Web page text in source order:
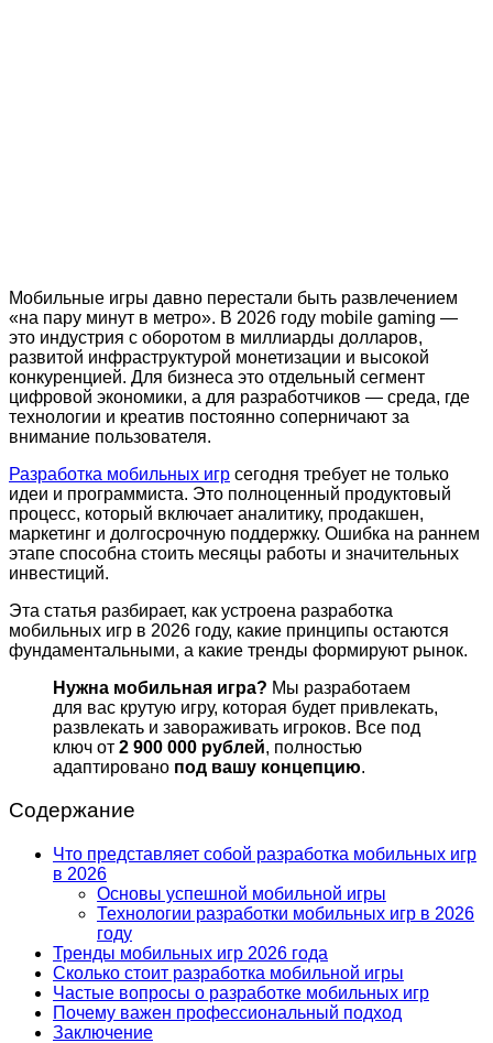
Мобильные игры давно перестали быть развлечением
«на пару минут в метро». В 2026 году mobile gaming —
это индустрия с оборотом в миллиарды долларов,
развитой инфраструктурой монетизации и высокой
конкуренцией. Для бизнеса это отдельный сегмент
цифровой экономики, а для разработчиков — среда, где
технологии и креатив постоянно соперничают за
внимание пользователя.
Разработка мобильных игр сегодня требует не только
идеи и программиста. Это полноценный продуктовый
процесс, который включает аналитику, продакшен,
маркетинг и долгосрочную поддержку. Ошибка на раннем
этапе способна стоить месяцы работы и значительных
инвестиций.
Эта статья разбирает, как устроена разработка
мобильных игр в 2026 году, какие принципы остаются
фундаментальными, а какие тренды формируют рынок.
Нужна мобильная игра? Мы разработаем
для вас крутую игру, которая будет привлекать,
развлекать и завораживать игроков. Все под
ключ от 2 900 000 рублей, полностью
адаптировано под вашу концепцию.
Содержание
Что представляет собой разработка мобильных игр
в 2026
Основы успешной мобильной игры
Технологии разработки мобильных игр в 2026
году
Тренды мобильных игр 2026 года
Сколько стоит разработка мобильной игры
Частые вопросы о разработке мобильных игр
Почему важен профессиональный подход
Заключение